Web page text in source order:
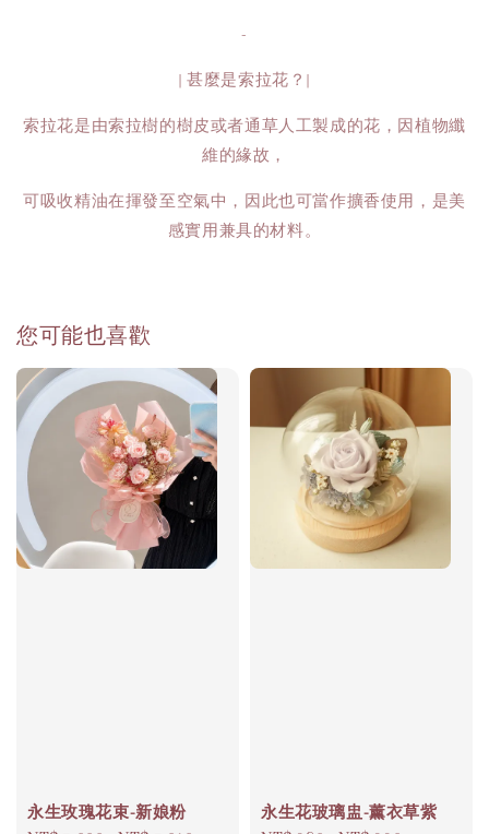
-
| 甚麼是索拉花？|
索拉花是由索拉樹的樹皮或者通草人工製成的花，因植物纖
維的緣故，
可吸收精油在揮發至空氣中，因此也可當作擴香使用，是美
感實用兼具的材料。
您可能也喜歡
永生玫瑰花束-新娘粉
永生花玻璃盅-薰衣草紫